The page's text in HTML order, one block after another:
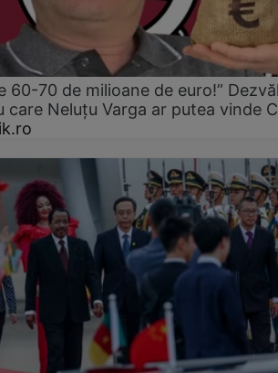
60-70 de milioane de euro!”
care Neluțu Varga ar putea vinde